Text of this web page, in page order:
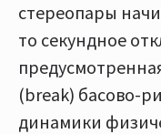
стереопары
то секундное
(break) басово-
динамики